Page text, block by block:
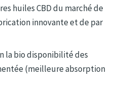
huiles CBD du marché de
innovante et de par
la bio disponibilité des
(meilleure absorption